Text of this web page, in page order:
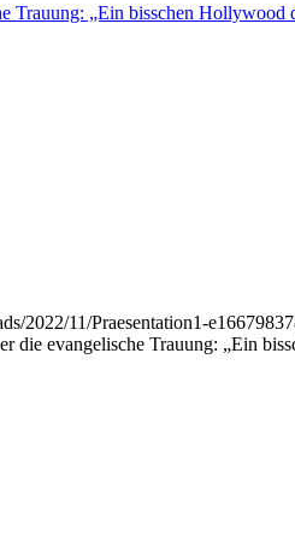
Trauung: „Ein bisschen Hollywood
2022/11/Praesentation1-
die evangelische Trauung: „Ein